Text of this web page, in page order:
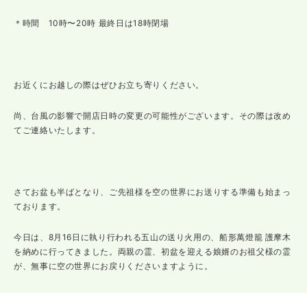
＊時間 10時〜20時 最終日は18時閉場
お近くにお越しの際はぜひお立ち寄りください。
尚、台風の影響で開店日時の変更の可能性がございます。その際は改め
てご連絡いたします。
さてお盆も半ばとなり、ご先祖様を空の世界にお送りする準備も始まっ
ております。
今日は、8月16日に執り行われる五山の送り火用の、船形萬燈籠 護摩木
を納めに行ってきました。両親の霊、初盆を迎える娘婿のお祖父様の霊
が、無事に空の世界にお戻りくださいますように。